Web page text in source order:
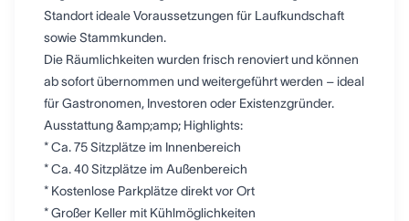
Standort ideale Voraussetzungen für Laufkundschaft
sowie Stammkunden.
Die Räumlichkeiten wurden frisch renoviert und können
ab sofort übernommen und weitergeführt werden – ideal
für Gastronomen, Investoren oder Existenzgründer.
Ausstattung &amp;amp; Highlights:
* Ca. 75 Sitzplätze im Innenbereich
* Ca. 40 Sitzplätze im Außenbereich
* Kostenlose Parkplätze direkt vor Ort
* Großer Keller mit Kühlmöglichkeiten